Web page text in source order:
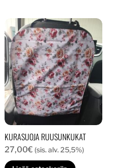
KURASUOJA RUUSUNKUKAT
27,00€ (sis. alv. 25,5%)